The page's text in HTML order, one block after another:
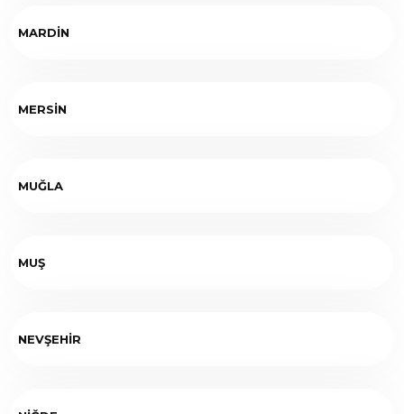
MARDİN
MERSİN
MUĞLA
MUŞ
NEVŞEHİR